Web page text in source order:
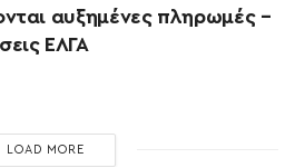
αυξημένες πληρωμές –
ΕΛΓΑ
LOAD MORE